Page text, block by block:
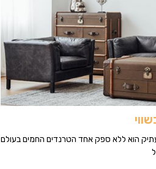
עתיק הוא ללא ספק אחד הטרנדים החמים בעולם